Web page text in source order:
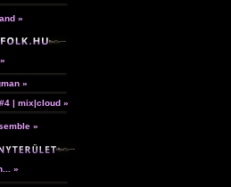
»
»
| mix|cloud »
»
»